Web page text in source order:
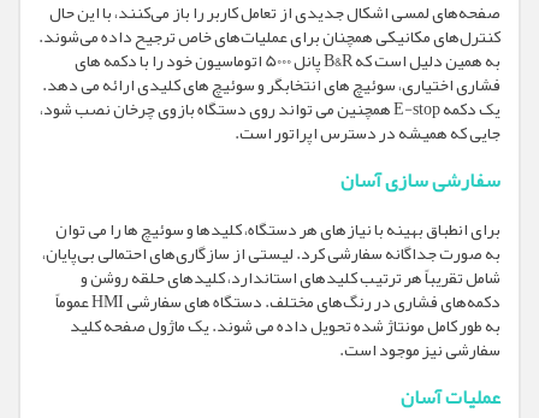
صفحه‌های لمسی اشکال جدیدی از تعامل کاربر را باز می‌کنند، با این حال
کنترل‌های مکانیکی همچنان برای عملیات‌های خاص ترجیح داده می‌شوند.
به همین دلیل است که B&R پانل 5000 اتوماسیون خود را با دکمه های
فشاری اختیاری، سوئیچ های انتخابگر و سوئیچ های کلیدی ارائه می دهد.
یک دکمه E-stop همچنین می تواند روی دستگاه بازوی چرخان نصب شود،
جایی که همیشه در دسترس اپراتور است.
سفارشی سازی آسان
برای انطباق بهینه با نیازهای هر دستگاه، کلیدها و سوئیچ ها را می توان
به صورت جداگانه سفارشی کرد. لیستی از سازگاری‌های احتمالی بی‌پایان،
شامل تقریباً هر ترتیب کلیدهای استاندارد، کلیدهای حلقه روشن و
دکمه‌های فشاری در رنگ‌های مختلف. دستگاه های سفارشی HMI عموماً
به طور کامل مونتاژ شده تحویل داده می شوند. یک ماژول صفحه کلید
سفارشی نیز موجود است.
عملیات آسان